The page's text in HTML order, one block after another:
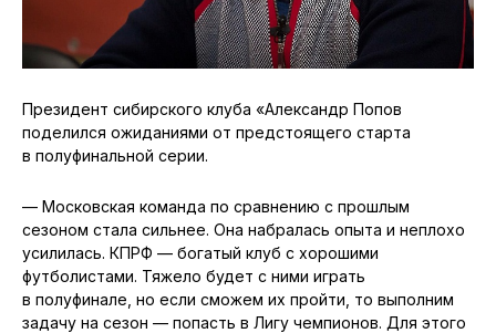
Президент сибирского клуба «Александр Попов
поделился ожиданиями от предстоящего старта
в полуфинальной серии.
— Московская команда по сравнению с прошлым
сезоном стала сильнее. Она набралась опыта и неплохо
усилилась. КПРФ — богатый клуб с хорошими
футболистами. Тяжело будет с ними играть
в полуфинале, но если сможем их пройти, то выполним
задачу на сезон — попасть в Лигу чемпионов. Для этого